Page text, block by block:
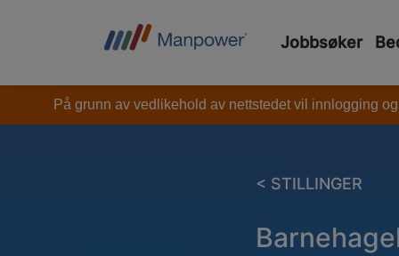
Jobbsøker
På grunn av vedlikehold av nettstedet vil innlogging
< STILLINGER